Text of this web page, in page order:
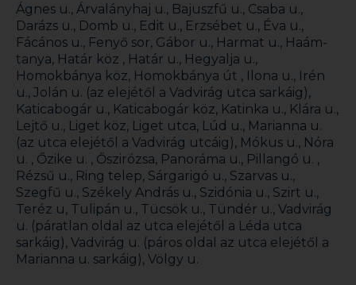
Ágnes u., Árvalányhaj u., Bajuszfű u., Csaba u.,
Darázs u., Domb u., Edit u., Erzsébet u., Éva u.,
Fácános u., Fenyő sor, Gábor u., Harmat u., Haám-
tanya, Határ köz , Határ u., Hegyalja u.,
Homokbánya köz, Homokbánya út , Ilona u., Irén
u., Jolán u. (az elejétől a Vadvirág utca sarkáig),
Katicabogár u., Katicabogár köz, Katinka u., Klára u.,
Lejtő u., Liget köz, Liget utca, Lúd u., Marianna u.
(az utca elejétől a Vadvirág utcáig), Mókus u., Nóra
u. , Őzike u. , Őszirózsa, Panoráma u., Pillangó u. ,
Rézsű u., Ring telep, Sárgarigó u., Szarvas u.,
Szegfű u., Székely András u., Szidónia u., Szirt u.,
Teréz u, Tulipán u., Tücsök u., Tündér u., Vadvirág
u. (páratlan oldal az utca elejétől a Léda utca
sarkáig), Vadvirág u. (páros oldal az utca elejétől a
Marianna u. sarkáig), Völgy u.